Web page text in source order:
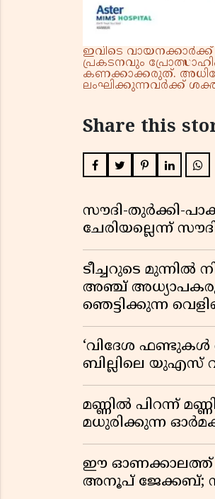
ഇവിടെ വായനക്കാർക്ക്
പ്രകടനവും
കണക്കാക്കരുത്.
ലംഘിക്കുന്നവർക്ക്
Share this
സൗദി-തുർക്കി-
ചേരിയല്ലെന്ന്
ടീച്ചറുടെ
അഞ്ച് അധ്യാപകരും
ഞെട്ടിക്കുന്ന
‘വിദേശ ഫണ്ടുകൾ
ബില്ലിലെ യുഎസ്
മണ്ണിൽ പിറന്ന്
മധുരിക്കുന്ന
ഈ ഓണക്കാലത്ത്
അനൂപ് ജേക്കബ്;